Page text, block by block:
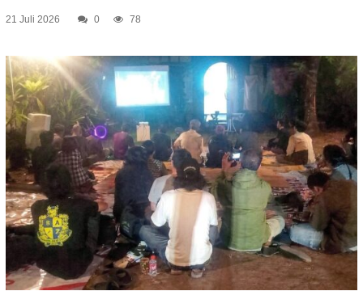
21 Juli 2026 0 78